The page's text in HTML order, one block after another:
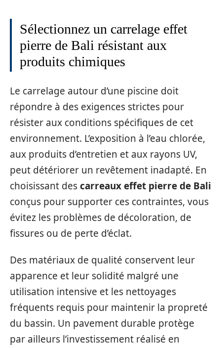
Sélectionnez un carrelage effet
pierre de Bali résistant aux
produits chimiques
Le carrelage autour d’une piscine doit
répondre à des exigences strictes pour
résister aux conditions spécifiques de cet
environnement. L’exposition à l’eau chlorée,
aux produits d’entretien et aux rayons UV,
peut détériorer un revêtement inadapté. En
choisissant descarreaux effet pierre de Bali
conçus pour supporter ces contraintes, vous
évitez les problèmes de décoloration, de
fissures ou de perte d’éclat.
Des matériaux de qualité conservent leur
apparence et leur solidité malgré une
utilisation intensive et les nettoyages
fréquents requis pour maintenir la propreté
du bassin. Un pavement durable protège
par ailleurs l’investissement réalisé en